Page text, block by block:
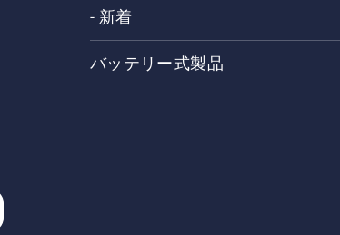
- 新着
バッテリー式製品